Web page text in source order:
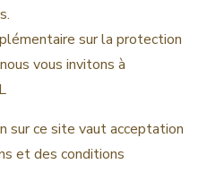
sur la protection
vous invitons à
sur ce site vaut acceptation
et des conditions